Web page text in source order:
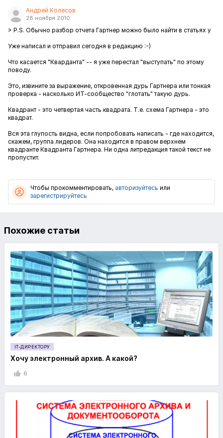
Андрей Колесов
28 ноября 2010
> P.S. Обычно разбор отчета Гартнер можно было найти в статьях у
Уже написал и отправил сегодня в редакцию :-)
Что касается "Кварданта" -- я уже перестал "выступать" по этому
поводу.
Это, извините за выражение, откровенная дурь Гартнера или тонкая
проверка - насколько ИТ-сообщество "глотать" такую дурь.
Квадрант - это четвертая часть квадрата. Т.е. схема Гартнера - это
квадрат.
Вся эта глупость видна, если попробовать написать - где находится,
скажем, группа лидеров. Она находится в правом верхнем
квадранте Квадранта Гартнера. Ни одна литредакция такой текст не
пропустит.
Чтобы прокомментировать, авторизуйтесь или
зарегистрируйтесь
Похожие статьи
IT-ДИРЕКТОРУ
Хочу электронный архив. А какой?
6